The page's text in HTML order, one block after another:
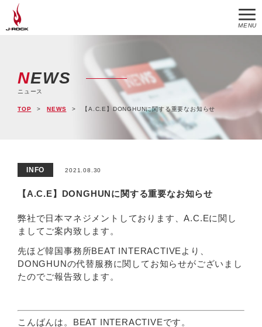
MENU
NEWS
ニュース
TOP NEWS 【A.C.E】DONGHUNに関する重要なお知らせ
INFO 2021.08.30
【A.C.E】DONGHUNに関する重要なお知らせ
弊社で日本マネジメントしております、A.C.Eに関し
ましてご案内致します。
先ほど韓国事務所BEAT INTERACTIVEより、
DONGHUNの代替服務に関してお知らせがございまし
たのでご報告致します。
こんばんは。BEAT INTERACTIVEです。